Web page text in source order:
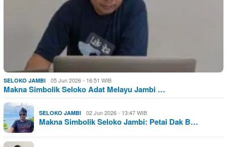
SELOKO JAMBI 05 Jun 2026 - 16:51 WIB
Makna Simbolik Seloko Adat Melayu Jambi …
SELOKO JAMBI 02 Jun 2026 - 13:47 WIB
Makna Simbolik Seloko Jambi: Petai Dak B…